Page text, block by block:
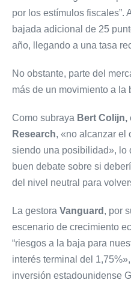
por los estímulos fiscales”.
bajada adicional de 25
año, llegando a una tasa
No obstante, parte del
más de un movimiento a la
Como subraya Bert Colijn,
Research, «no alcanzar el
siendo una posibilidad», lo
buen debate sobre si
del nivel neutral para
La gestora Vanguard , por
escenario de crecimiento
“riesgos a la baja para
interés terminal del
inversión estadounidense